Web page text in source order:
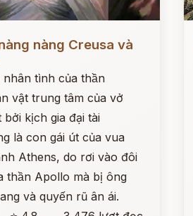
nàng Creusa và
nhân tình của thần
vật trung tâm của vở
bởi kịch gia đại tài
là con gái út của vua
Athens, do rơi vào đôi
thần Apollo mà bị ông
và quyến rũ ân ái.